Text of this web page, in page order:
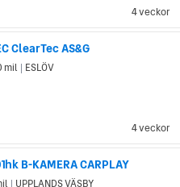
4 veckor
ClearTec AS&G
4 veckor
mil ESLÖV
B-KAMERA CARPLAY
UPPLANDS VÄSBY